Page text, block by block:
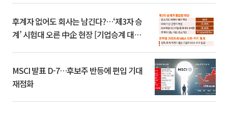
후계자 없어도 회사는 남긴다?…‘제3자 승
계’ 시험대 오른 中企 현장 [기업승계 대전
MSCI 발표 D-7…후보주 반등에 편입 기대
재점화